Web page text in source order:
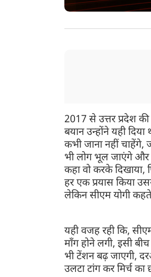
2017 से उत्तर प्रदेश
बयान उन्होंने यही
कभी जाना नहीं चाहेंगे,
भी लोग भूल जाएंगे और
कहा वो करके
हर एक प्रयास किया
लेकिन सीएम योगी
यही वजह रही कि,
माँग होने लगी, इसी
भी टेंशन बढ़ जाएगी,
उलटा टांग कर मिर्च का